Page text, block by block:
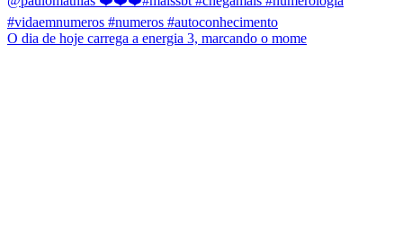
O dia de hoje carrega a energia 3, marcando o mome